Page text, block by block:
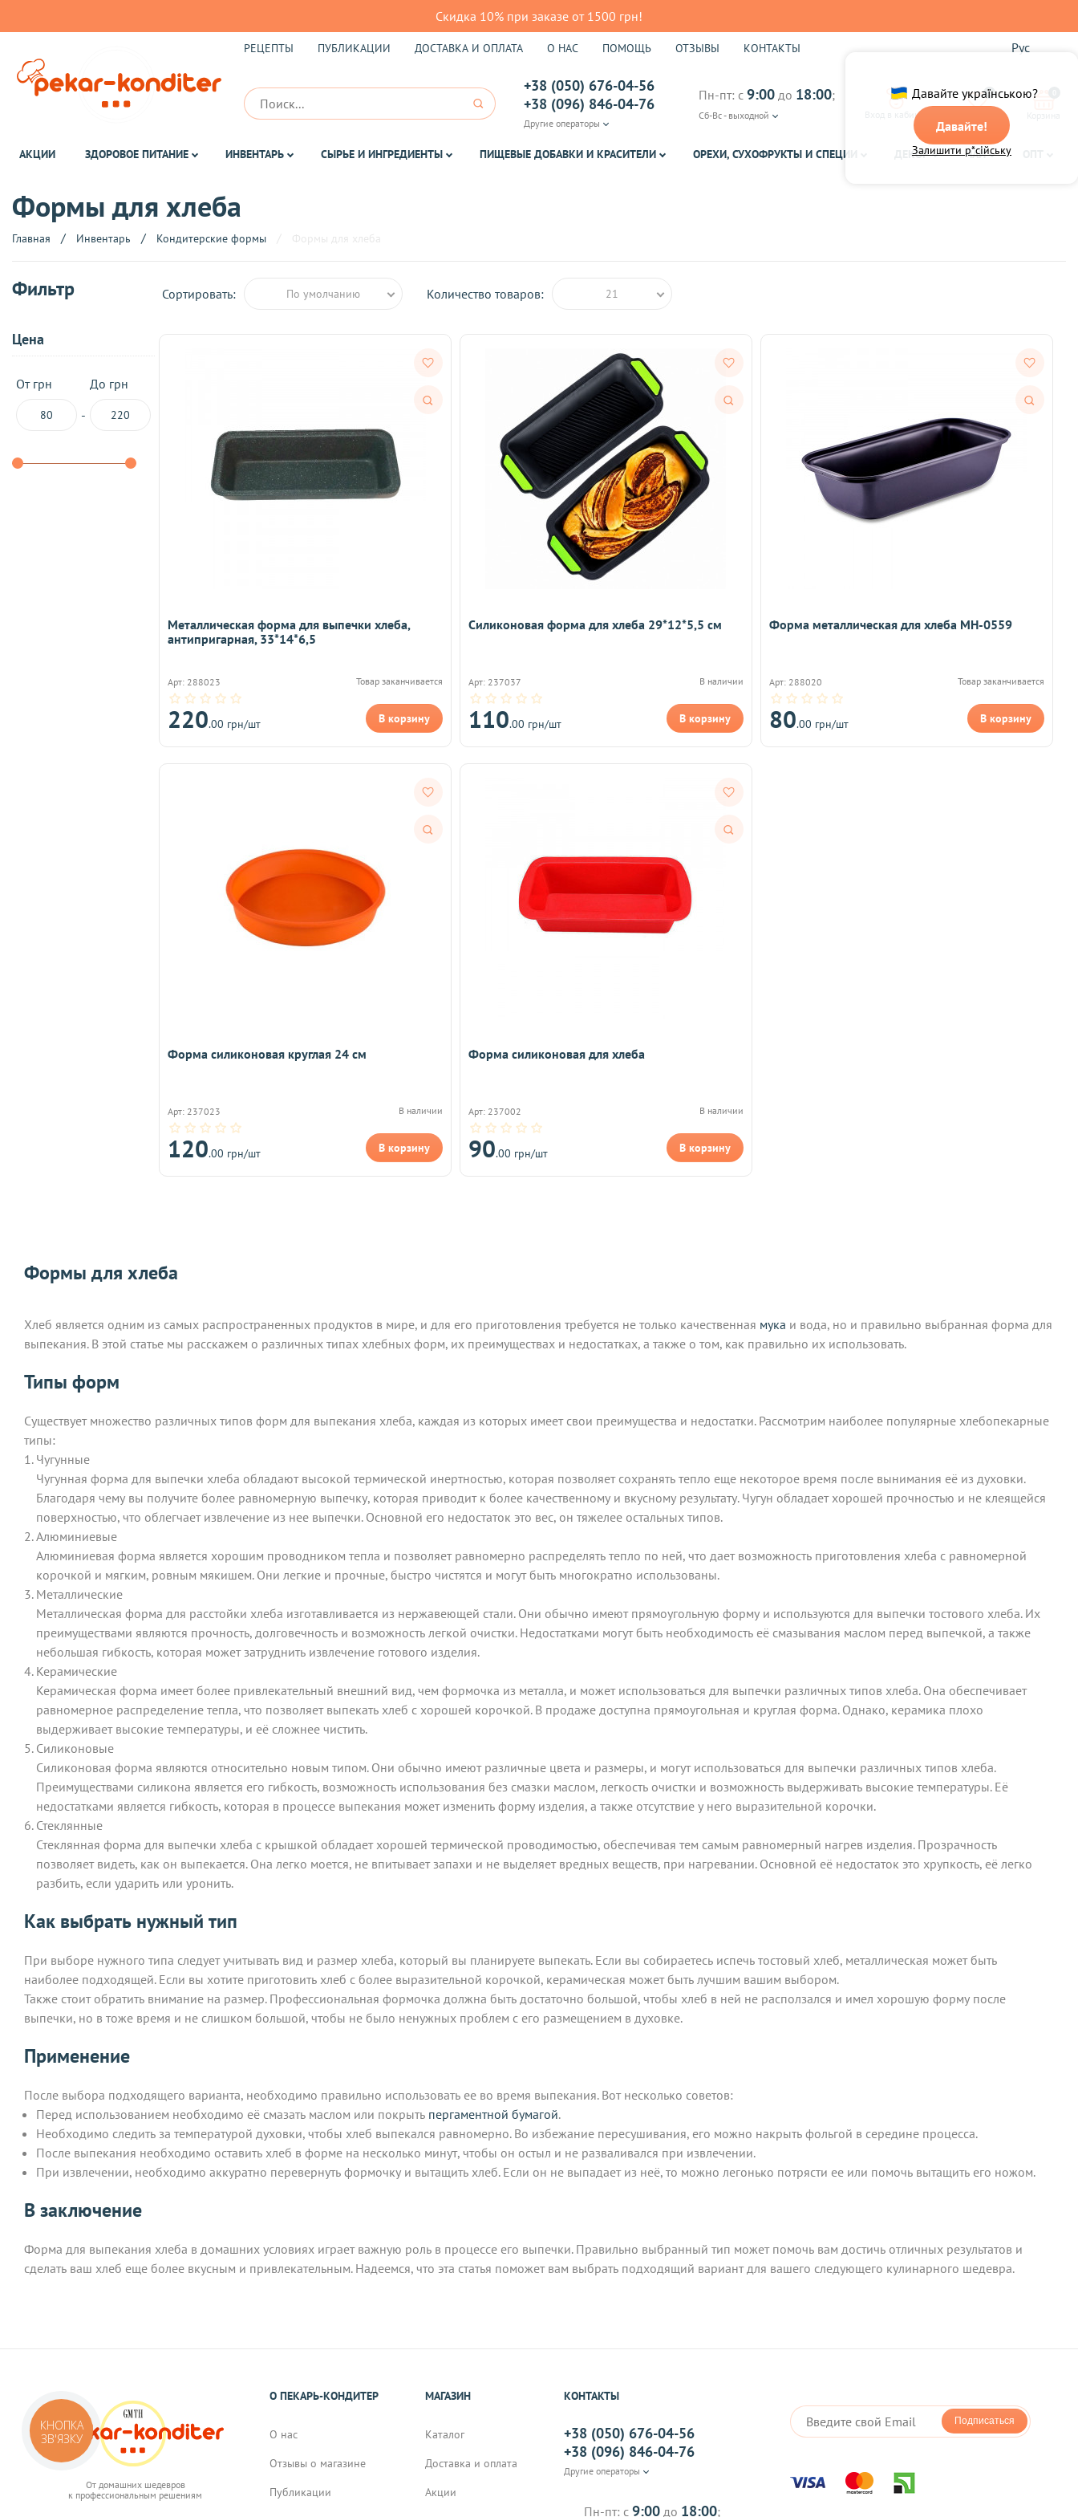
Скидка 10% при заказе от 1500 грн!
Давайте українською?
Давайте!
Залишити р*сійську
РЕЦЕПТЫ ПУБЛИКАЦИИ ДОСТАВКА И ОПЛАТА О НАС ПОМОЩЬ ОТЗЫВЫ КОНТАКТЫ Рус
+38 (050) 676-04-56
+38 (096) 846-04-76
Другие операторы
Пн-пт: с 9:00 до 18:00;
Сб-Вс - выходной Вход в кабинет
0
АКЦИИ ЗДОРОВОЕ ПИТАНИЕ ИНВЕНТАРЬ СЫРЬЕ И ИНГРЕДИЕНТЫ ПИЩЕВЫЕ ДОБАВКИ И КРАСИТЕЛИ ОРЕХИ, СУХОФРУКТЫ И СПЕЦИИ ДЕКОР ЧАЙ
Формы для хлеба
Главная Инвентарь Кондитерские формы
Фильтр
Цена
От грн
-
До грн
Сортировать: По умолчанию Количество товаров: 21
Металлическая форма для выпечки хлеба,
антипригарная, 33*14*6,5
Арт: 288023 Товар заканчивается
220.00 грн/шт В корзину
Силиконовая форма для хлеба 29*12*5,5 см
Арт: 237037 В наличии
110.00 грн/шт В корзину
Форма металлическая для хлеба MH-0559
Арт: 288020 Товар заканчивается
80.00 грн/шт В корзину
Форма силиконовая круглая 24 см
Арт: 237023 В наличии
120.00 грн/шт В корзину
Форма силиконовая для хлеба
Арт: 237002 В наличии
90.00 грн/шт В корзину
Формы для хлеба
Хлеб является одним из самых распространенных продуктов в мире, и для его приготовления требуется не только качественная мука и вода, но и правильно выбранная форма для
выпекания. В этой статье мы расскажем о различных типах хлебных форм, их преимуществах и недостатках, а также о том, как правильно их использовать.
Типы форм
Существует множество различных типов форм для выпекания хлеба, каждая из которых имеет свои преимущества и недостатки. Рассмотрим наиболее популярные хлебопекарные
типы:
Чугунные
Чугунная форма для выпечки хлеба обладают высокой термической инертностью, которая позволяет сохранять тепло еще некоторое время после вынимания её из духовки.
Благодаря чему вы получите более равномерную выпечку, которая приводит к более качественному и вкусному результату. Чугун обладает хорошей прочностью и не клеящейся
поверхностью, что облегчает извлечение из нее выпечки. Основной его недостаток это вес, он тяжелее остальных типов.
Алюминиевые
Алюминиевая форма является хорошим проводником тепла и позволяет равномерно распределять тепло по ней, что дает возможность приготовления хлеба с равномерной
корочкой и мягким, ровным мякишем. Они легкие и прочные, быстро чистятся и могут быть многократно использованы.
Металлические
Металлическая форма для расстойки хлеба изготавливается из нержавеющей стали. Они обычно имеют прямоугольную форму и используются для выпечки тостового хлеба. Их
преимуществами являются прочность, долговечность и возможность легкой очистки. Недостатками могут быть необходимость её смазывания маслом перед выпечкой, а также
небольшая гибкость, которая может затруднить извлечение готового изделия.
Керамические
Керамическая форма имеет более привлекательный внешний вид, чем формочка из металла, и может использоваться для выпечки различных типов хлеба. Она обеспечивает
равномерное распределение тепла, что позволяет выпекать хлеб с хорошей корочкой. В продаже доступна прямоугольная и круглая форма. Однако, керамика плохо
выдерживает высокие температуры, и её сложнее чистить.
Силиконовые
Силиконовая форма являются относительно новым типом. Они обычно имеют различные цвета и размеры, и могут использоваться для выпечки различных типов хлеба.
Преимуществами силикона является его гибкость, возможность использования без смазки маслом, легкость очистки и возможность выдерживать высокие температуры. Её
недостатками является гибкость, которая в процессе выпекания может изменить форму изделия, а также отсутствие у него выразительной корочки.
Стеклянные
Стеклянная форма для выпечки хлеба с крышкой обладает хорошей термической проводимостью, обеспечивая тем самым равномерный нагрев изделия. Прозрачность
позволяет видеть, как он выпекается. Она легко моется, не впитывает запахи и не выделяет вредных веществ, при нагревании. Основной её недостаток это хрупкость, её легко
разбить, если ударить или уронить.
Как выбрать нужный тип
При выборе нужного типа следует учитывать вид и размер хлеба, который вы планируете выпекать. Если вы собираетесь испечь тостовый хлеб, металлическая может быть
наиболее подходящей. Если вы хотите приготовить хлеб с более выразительной корочкой, керамическая может быть лучшим вашим выбором.
Также стоит обратить внимание на размер. Профессиональная формочка должна быть достаточно большой, чтобы хлеб в ней не расползался и имел хорошую форму после
выпечки, но в тоже время и не слишком большой, чтобы не было ненужных проблем с его размещением в духовке.
Применение
После выбора подходящего варианта, необходимо правильно использовать ее во время выпекания. Вот несколько советов:
Перед использованием необходимо её смазать маслом или покрыть пергаментной бумагой.
Необходимо следить за температурой духовки, чтобы хлеб выпекался равномерно. Во избежание пересушивания, его можно накрыть фольгой в середине процесса.
После выпекания необходимо оставить хлеб в форме на несколько минут, чтобы он остыл и не разваливался при извлечении.
При извлечении, необходимо аккуратно перевернуть формочку и вытащить хлеб. Если он не выпадает из неё, то можно легонько потрясти ее или помочь вытащить его ножом.
В заключение
Форма для выпекания хлеба в домашних условиях играет важную роль в процессе его выпечки. Правильно выбранный тип может помочь вам достичь отличных результатов и
сделать ваш хлеб еще более вкусным и привлекательным. Надеемся, что эта статья поможет вам выбрать подходящий вариант для вашего следующего кулинарного шедевра.
От домашних шедевров
к профессиональным решениям
О ПЕКАРЬ-КОНДИТЕР
О нас
Отзывы о магазине
Публикации
МАГАЗИН
Каталог
Доставка и оплата
Акции
КОНТАКТЫ
+38 (050) 676-04-56
+38 (096) 846-04-76
Другие операторы
Пн-пт: с 9:00до 18:00;
Подписаться
КНОПКА
ЗВ'ЯЗКУ